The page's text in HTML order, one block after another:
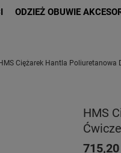
ODZIEŻ OBUWIE
HMS Ciężarek Hantla Poliuretanowa
HMS
715,20